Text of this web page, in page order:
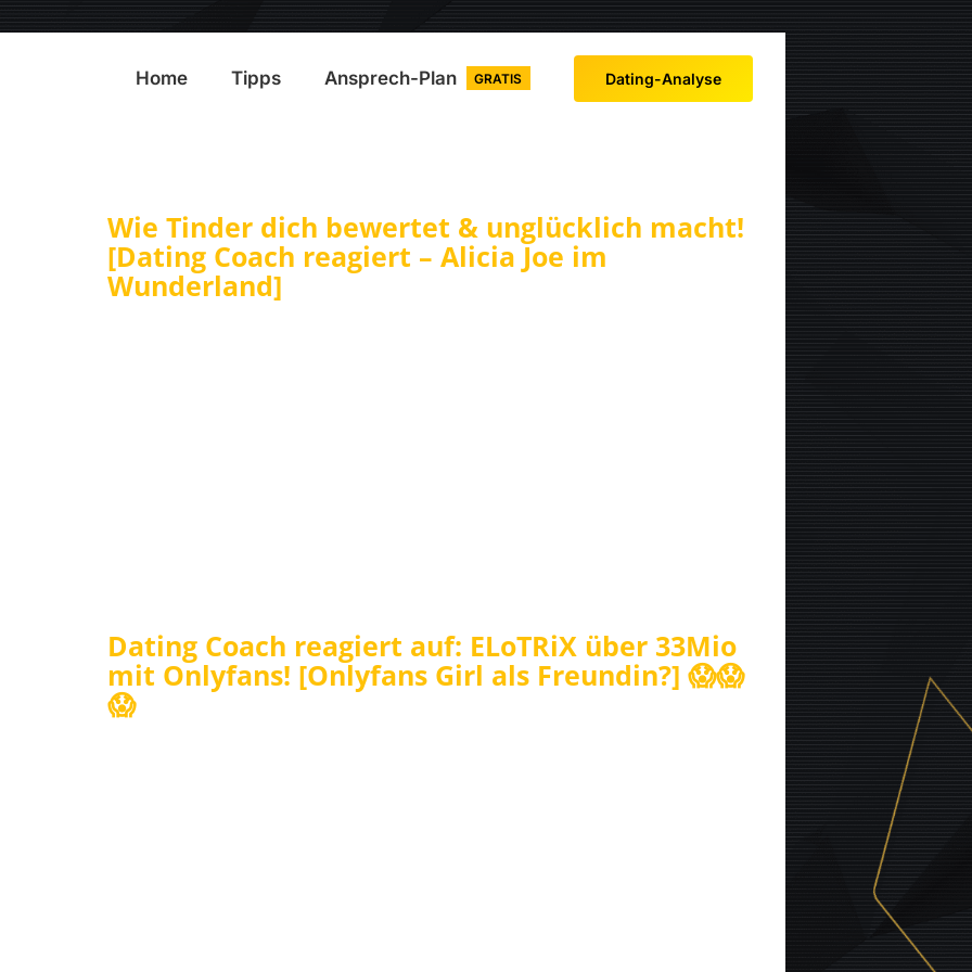
Home Tipps Ansprech-Plan GRATIS Dating-Analyse
Wie Tinder dich bewertet & unglücklich macht!
[Dating Coach reagiert – Alicia Joe im
Wunderland]
Dating Coach reagiert auf: ELoTRiX über 33Mio
mit Onlyfans! [Onlyfans Girl als Freundin?] 😱😱
😱